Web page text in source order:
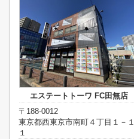
エステートトーワ FC田無店
〒188-0012
東京都西東京市南町４丁目１－１
１